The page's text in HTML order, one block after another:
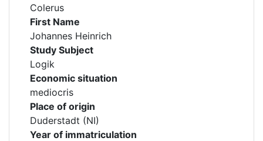
Colerus
First Name
Johannes Heinrich
Study Subject
Logik
Economic situation
mediocris
Place of origin
Duderstadt (NI)
Year of immatriculation